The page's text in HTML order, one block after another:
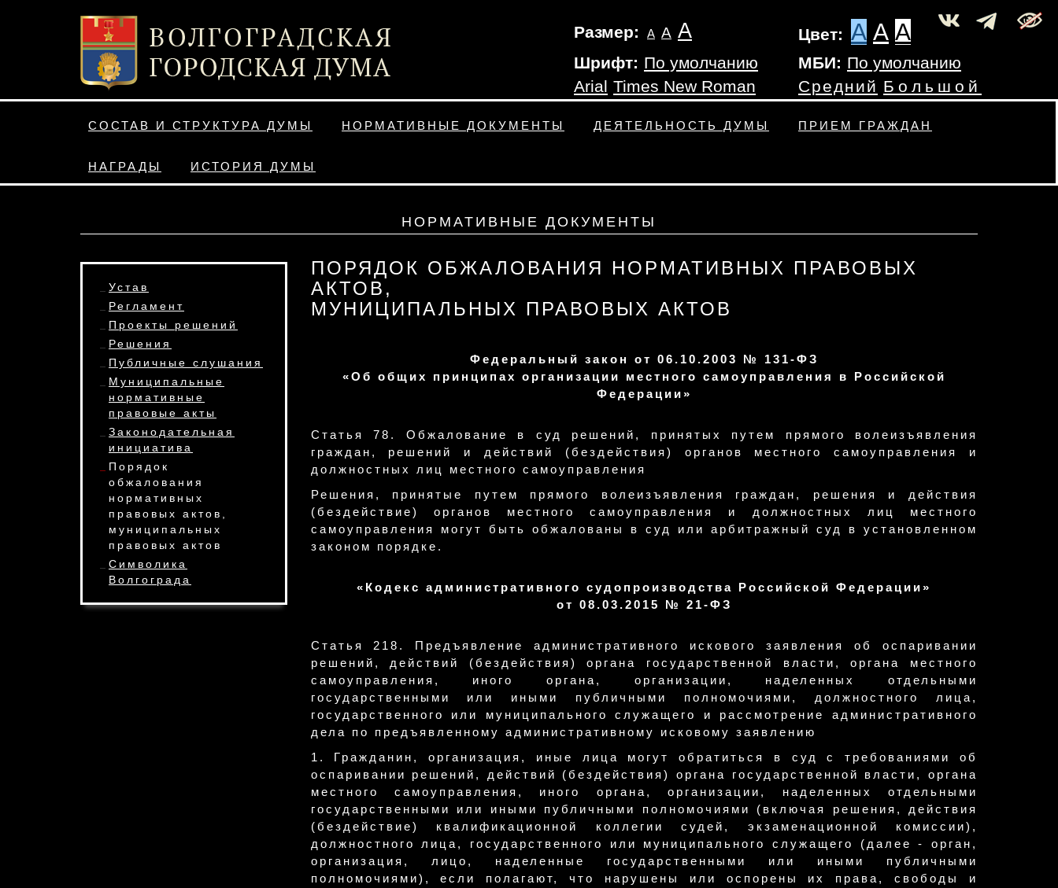
Размер: А А А Цвет: A A A
Шрифт: По умолчанию
Arial Times New Roman
МБИ: По умолчанию
Средний Большой
СОСТАВ И СТРУКТУРА ДУМЫ НОРМАТИВНЫЕ ДОКУМЕНТЫ ДЕЯТЕЛЬНОСТЬ ДУМЫ ПРИЕМ ГРАЖДАН
НАГРАДЫ ИСТОРИЯ ДУМЫ
НОРМАТИВНЫЕ ДОКУМЕНТЫ
Устав
Регламент
Проекты решений
Решения
Публичные слушания
Муниципальные
нормативные
правовые акты
Законодательная
инициатива
Порядок
обжалования
нормативных
правовых актов,
муниципальных
правовых актов
Символика
Волгограда
ПОРЯДОК ОБЖАЛОВАНИЯ НОРМАТИВНЫХ ПРАВОВЫХ
АКТОВ,
МУНИЦИПАЛЬНЫХ ПРАВОВЫХ АКТОВ
Федеральный закон от 06.10.2003 № 131-ФЗ
«Об общих принципах организации местного самоуправления в Российской
Федерации»
Статья 78. Обжалование в суд решений, принятых путем прямого волеизъявления
граждан, решений и действий (бездействия) органов местного самоуправления и
должностных лиц местного самоуправления
Решения, принятые путем прямого волеизъявления граждан, решения и действия
(бездействие) органов местного самоуправления и должностных лиц местного
самоуправления могут быть обжалованы в суд или арбитражный суд в установленном
законом порядке.
«Кодекс административного судопроизводства Российской Федерации»
от 08.03.2015 № 21-ФЗ
Статья 218. Предъявление административного искового заявления об оспаривании
решений, действий (бездействия) органа государственной власти, органа местного
самоуправления, иного органа, организации, наделенных отдельными
государственными или иными публичными полномочиями, должностного лица,
государственного или муниципального служащего и рассмотрение административного
дела по предъявленному административному исковому заявлению
1. Гражданин, организация, иные лица могут обратиться в суд с требованиями об
оспаривании решений, действий (бездействия) органа государственной власти, органа
местного самоуправления, иного органа, организации, наделенных отдельными
государственными или иными публичными полномочиями (включая решения, действия
(бездействие) квалификационной коллегии судей, экзаменационной комиссии),
должностного лица, государственного или муниципального служащего (далее - орган,
организация, лицо, наделенные государственными или иными публичными
полномочиями), если полагают, что нарушены или оспорены их права, свободы и